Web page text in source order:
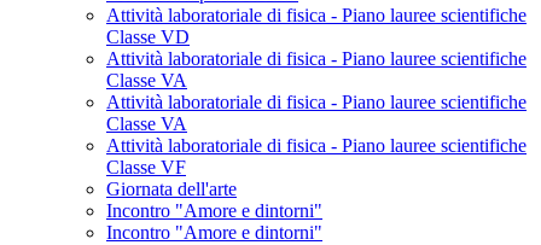
Attività laboratoriale di fisica - Piano lauree scientifiche
Classe VD
Attività laboratoriale di fisica - Piano lauree scientifiche
Classe VA
Attività laboratoriale di fisica - Piano lauree scientifiche
Classe VA
Attività laboratoriale di fisica - Piano lauree scientifiche
Classe VF
Giornata dell'arte
Incontro "Amore e dintorni"
Incontro "Amore e dintorni"